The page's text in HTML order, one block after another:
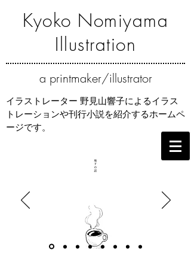
Kyoko Nomiyama
Illustration
a printmaker/illustrator
イラストレーター 野見山響子によるイラス
トレーションや刊行小説を紹介するホームペ
ージです。